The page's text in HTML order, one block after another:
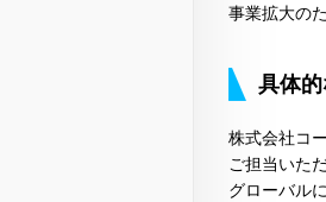
事業拡大の
具体
株式会社コ
ご担当いた
グローバル